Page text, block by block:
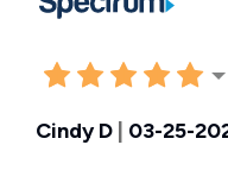
Cindy D 03-25-